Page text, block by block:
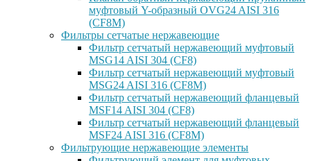
муфтовый Y-образный OVG24 AISI 316
(CF8М)
Фильтры сетчатые нержавеющие
Фильтр сетчатый нержавеющий муфтовый
MSG14 AISI 304 (CF8)
Фильтр сетчатый нержавеющий муфтовый
MSG24 AISI 316 (CF8M)
Фильтр сетчатый нержавеющий фланцевый
MSF14 AISI 304 (CF8)
Фильтр сетчатый нержавеющий фланцевый
MSF24 AISI 316 (CF8M)
Фильтрующие нержавеющие элементы